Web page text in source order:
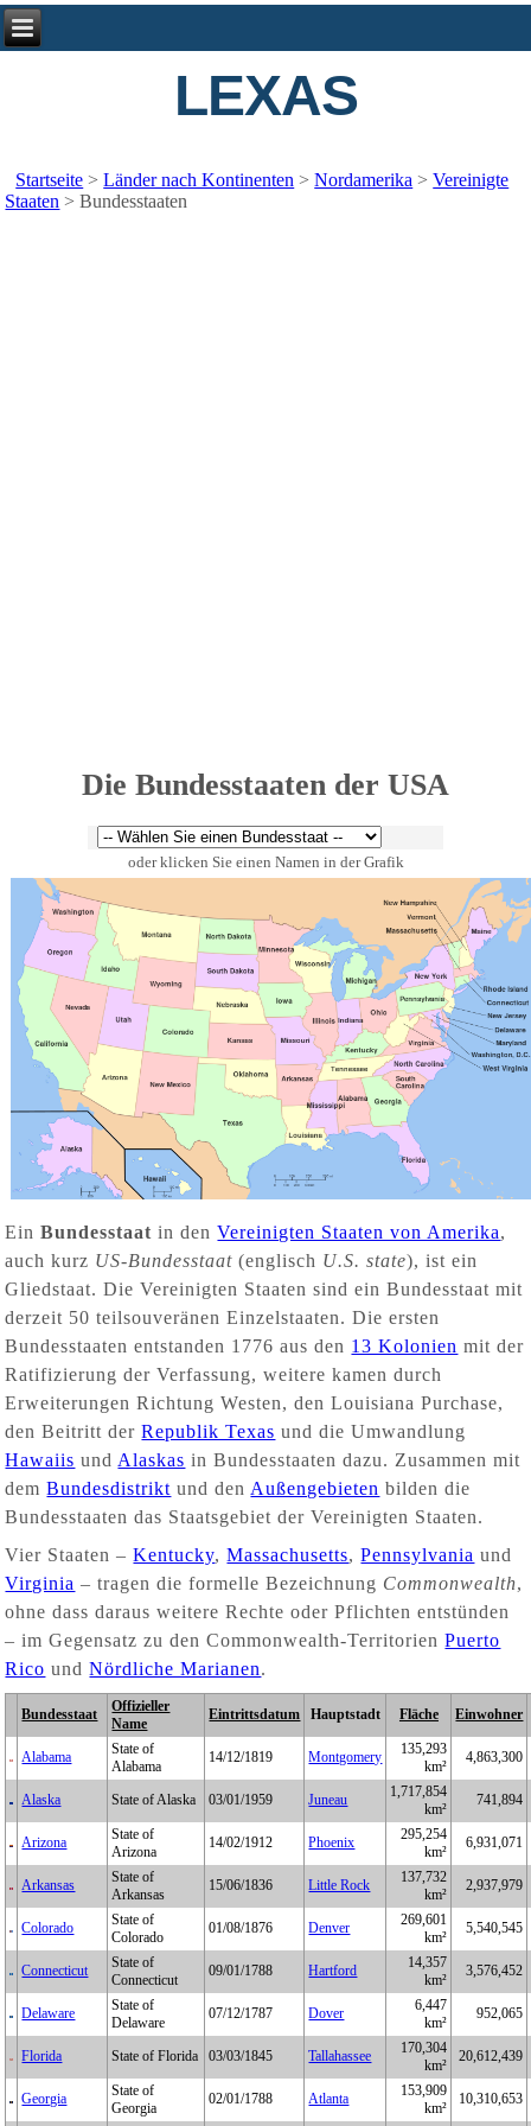
LEXAS
Startseite >Länder nach Kontinenten >Nordamerika >Vereinigte
Staaten >Bundesstaaten
Die Bundesstaaten der USA
oder klicken Sie einen Namen in der Grafik
EinBundesstaat in denVereinigten Staaten von Amerika,
auch kurz US-Bundesstaat (englisch U.S. state), ist ein
Gliedstaat. Die Vereinigten Staaten sind ein Bundesstaat mit
derzeit 50 teilsouveränen Einzelstaaten. Die ersten
Bundesstaaten entstanden 1776 aus den 13 Kolonien mit der
Ratifizierung der Verfassung, weitere kamen durch
Erweiterungen Richtung Westen, den Louisiana Purchase,
den Beitritt derRepublik Texas und die Umwandlung
Hawaiis und Alaskas in Bundesstaaten dazu. Zusammen mit
demBundesdistrikt und den Außengebieten bilden die
Bundesstaaten das Staatsgebiet der Vereinigten Staaten.
Vier Staaten –Kentucky,Massachusetts,Pennsylvania und
Virginia – tragen die formelle Bezeichnung Commonwealth,
ohne dass daraus weitere Rechte oder Pflichten entstünden
– im Gegensatz zu den Commonwealth-TerritorienPuerto
Rico undNördliche Marianen.
Bundesstaat
Offizieller
Name
Eintrittsdatum Hauptstadt Fläche Einwohner
Alabama
State of
Alabama
14/12/1819 Montgomery
135,293
km²
4,863,300
Alaska State of Alaska 03/01/1959 Juneau
1,717,854
km²
741,894
Arizona
State of
Arizona
14/02/1912 Phoenix
295,254
km²
6,931,071
Arkansas
State of
Arkansas
15/06/1836 Little Rock
137,732
km²
2,937,979
Colorado
State of
Colorado
01/08/1876 Denver
269,601
km²
5,540,545
Connecticut
State of
Connecticut
09/01/1788 Hartford
14,357
km²
3,576,452
Delaware
State of
Delaware
07/12/1787 Dover
6,447
km²
952,065
Florida State of Florida 03/03/1845 Tallahassee
170,304
km²
20,612,439
Georgia
State of
Georgia
02/01/1788 Atlanta
153,909
km²
10,310,653